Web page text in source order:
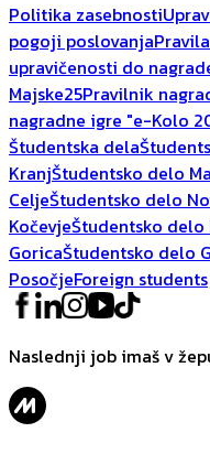
Politika zasebnosti
pogoji poslovanja
upravičenosti do
Majske25Pravilnik
nagradne igre "e-Kolo
Študentska dela
KranjŠtudentsko delo
CeljeŠtudentsko delo
KočevjeŠtudentsko delo
GoricaŠtudentsko delo
PosočjeForeign students
Naslednji job imaš v